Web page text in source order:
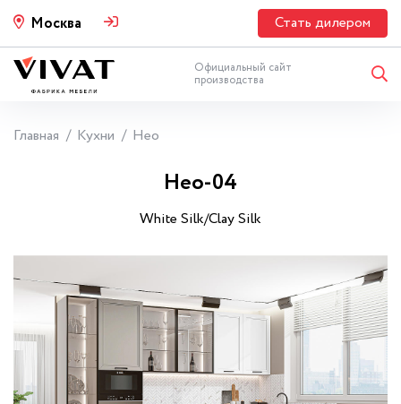
Москва Стать дилером
Официальный сайт
производства
Главная Кухни Нео
Нео-04
White Silk/Clay Silk